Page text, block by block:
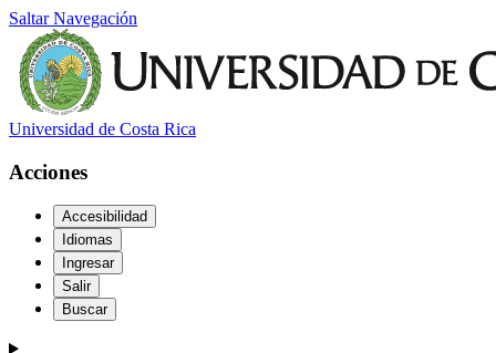
Saltar Navegación
Universidad de Costa Rica
Acciones
Accesibilidad
Idiomas
Ingresar
Salir
Buscar